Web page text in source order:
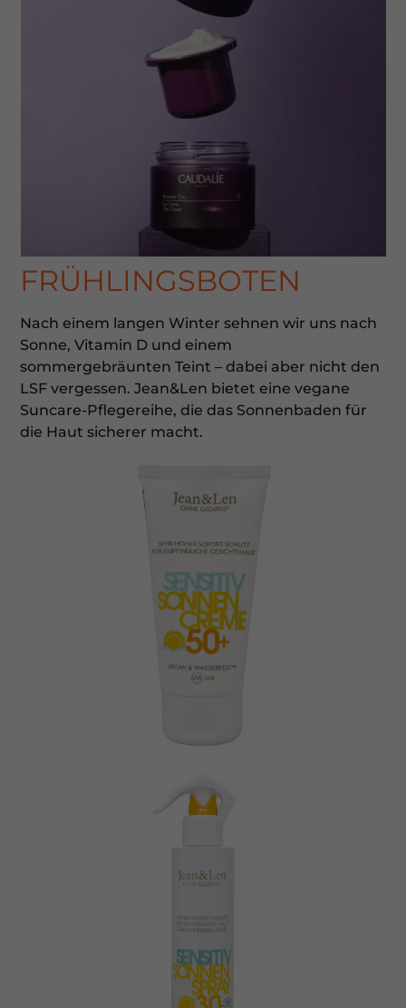
FRÜHLINGSBOTEN
Nach einem langen Winter sehnen wir uns nach
Sonne, Vitamin D und einem
sommergebräunten Teint – dabei aber nicht den
LSF vergessen. Jean&Len bietet eine vegane
Suncare-Pflegereihe, die das Sonnenbaden für
die Haut sicherer macht.
Essenzielle Cookies ermöglichen grundlegende Funktionen und
sind für die einwandfreie Funktion der Website erforderlich.
Cookie-Informationen anzeigen
Inhalte von Videoplattformen und Social-Media-Plattformen
werden standardmäßig blockiert. Wenn Cookies von externen
keiner manuellen Einwilligung mehr.
Cookie-Informationen anzeigen
Datenschutzerklärung